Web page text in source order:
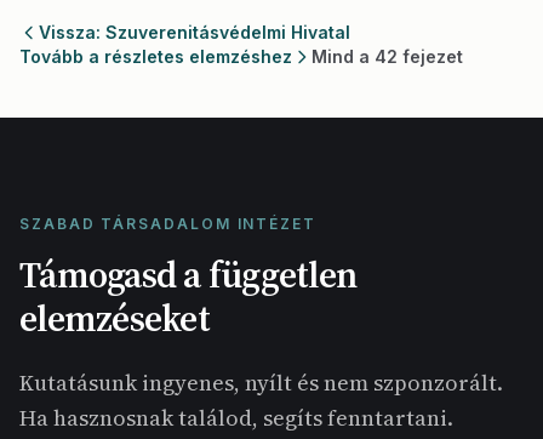
Vissza: Szuverenitásvédelmi Hivatal
Tovább a részletes elemzéshez
Mind a 42 fejezet
SZABAD TÁRSADALOM INTÉZET
Támogasd a független
elemzéseket
Kutatásunk ingyenes, nyílt és nem szponzorált.
Ha hasznosnak találod, segíts fenntartani.